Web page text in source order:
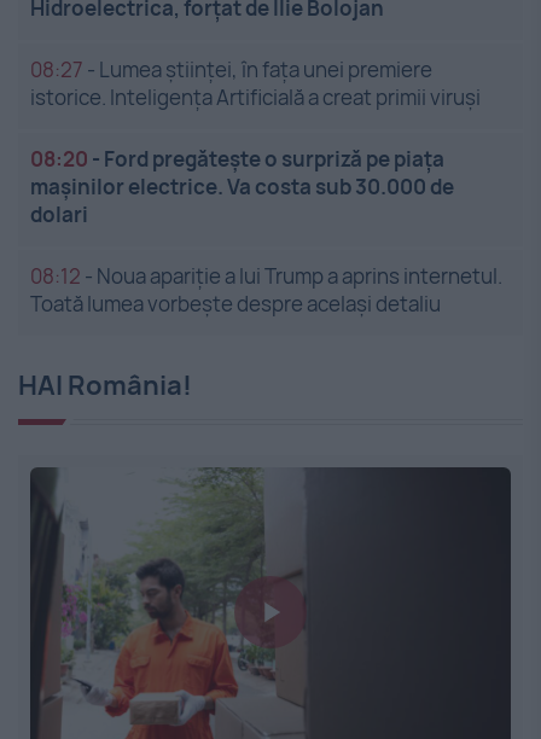
Hidroelectrica, forțat de Ilie Bolojan
08:27 - Lumea științei, în fața unei premiere
istorice. Inteligența Artificială a creat primii viruși
08:20 - Ford pregătește o surpriză pe piața
mașinilor electrice. Va costa sub 30.000 de
dolari
08:12 - Noua apariție a lui Trump a aprins internetul.
Toată lumea vorbește despre același detaliu
HAI România!